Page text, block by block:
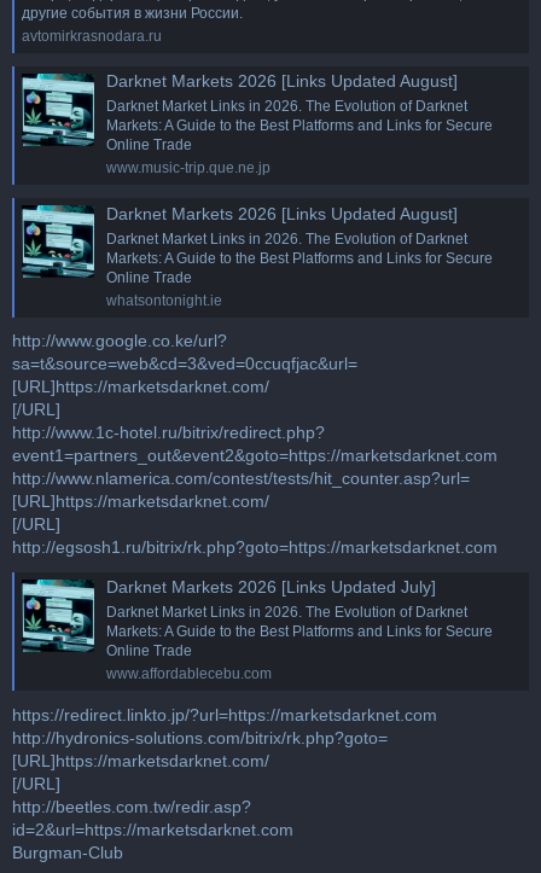
другие события в жизни России.
avtomirkrasnodara.ru
Darknet Markets 2026 [Links Updated August]
Darknet Market Links in 2026. The Evolution of Darknet
Markets: A Guide to the Best Platforms and Links for Secure
Online Trade
www.music-trip.que.ne.jp
Darknet Markets 2026 [Links Updated August]
Darknet Market Links in 2026. The Evolution of Darknet
Markets: A Guide to the Best Platforms and Links for Secure
Online Trade
whatsontonight.ie
http://www.google.co.ke/url?
sa=t&source=web&cd=3&ved=0ccuqfjac&url=
[URL]https://marketsdarknet.com/
[/URL]
http://www.1c-hotel.ru/bitrix/redirect.php?
event1=partners_out&event2&goto=https://marketsdarknet.com
http://www.nlamerica.com/contest/tests/hit_counter.asp?url=
[URL]https://marketsdarknet.com/
[/URL]
http://egsosh1.ru/bitrix/rk.php?goto=https://marketsdarknet.com
Darknet Markets 2026 [Links Updated July]
Darknet Market Links in 2026. The Evolution of Darknet
Markets: A Guide to the Best Platforms and Links for Secure
Online Trade
www.affordablecebu.com
https://redirect.linkto.jp/?url=https://marketsdarknet.com
http://hydronics-solutions.com/bitrix/rk.php?goto=
[URL]https://marketsdarknet.com/
[/URL]
http://beetles.com.tw/redir.asp?
id=2&url=https://marketsdarknet.com
Burgman-Club